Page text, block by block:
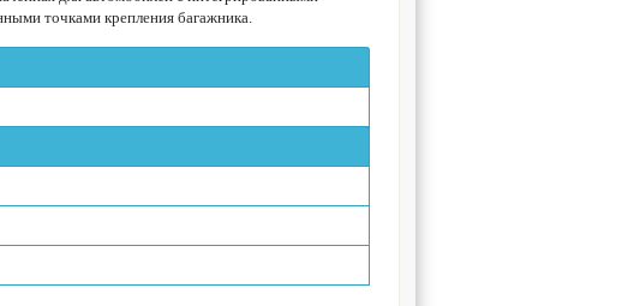
точками крепления багажника.